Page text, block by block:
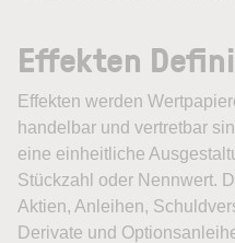
Effekten
Effekten werden
handelbar und vertretbar
eine einheitliche
Stückzahl oder Nennwert.
Aktien, Anleihen,
Derivate und